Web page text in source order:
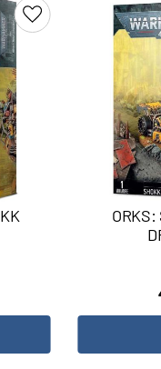
Lägg till i favoriter